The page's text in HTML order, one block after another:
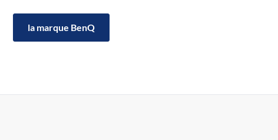
la marque BenQ